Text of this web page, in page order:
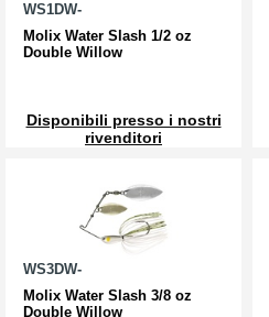
WS1DW-
Molix Water Slash 1/2 oz
Double Willow
Disponibili presso i nostri
rivenditori
WS3DW-
Molix Water Slash 3/8 oz
Double Willow